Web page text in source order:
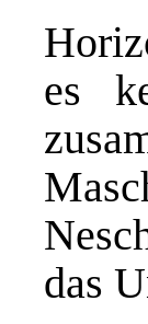
es
das